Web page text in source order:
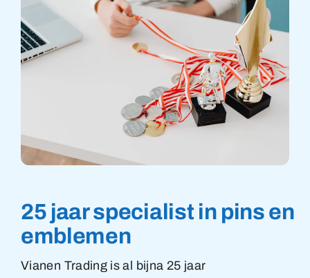
25 jaar specialist in pins en
emblemen
Vianen Trading is al bijna 25 jaar